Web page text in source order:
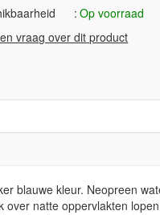
Op voorraad
vraag over dit product
blauwe kleur. Neopreen
natte oppervlakten